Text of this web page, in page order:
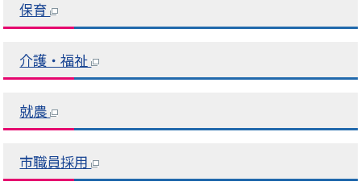
保育
介護・福祉
就農
市職員採用